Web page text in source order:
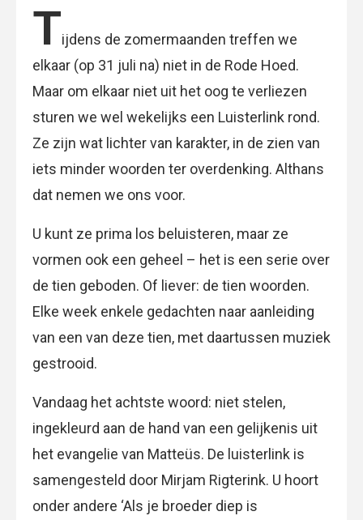
Tijdens de zomermaanden treffen we
elkaar (op 31 juli na) niet in de Rode Hoed.
Maar om elkaar niet uit het oog te verliezen
sturen we wel wekelijks een Luisterlink rond.
Ze zijn wat lichter van karakter, in de zien van
iets minder woorden ter overdenking. Althans
dat nemen we ons voor.
U kunt ze prima los beluisteren, maar ze
vormen ook een geheel – het is een serie over
de tien geboden. Of liever: de tien woorden.
Elke week enkele gedachten naar aanleiding
van een van deze tien, met daartussen muziek
gestrooid.
Vandaag het achtste woord: niet stelen,
ingekleurd aan de hand van een gelijkenis uit
het evangelie van Matteüs. De luisterlink is
samengesteld door Mirjam Rigterink. U hoort
onder andere ‘Als je broeder diep is